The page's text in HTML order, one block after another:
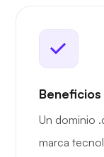
Beneficios
Un dominio
marca